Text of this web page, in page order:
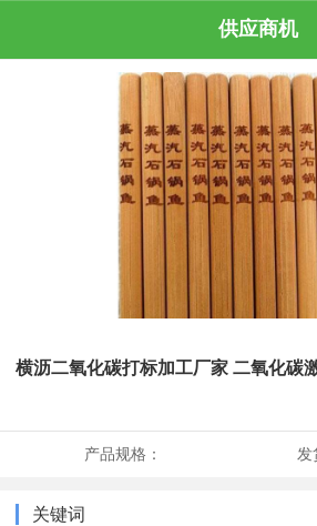
供应商机
横沥二氧化碳打标加工厂家 二氧化碳
产品规格： 发
关键词